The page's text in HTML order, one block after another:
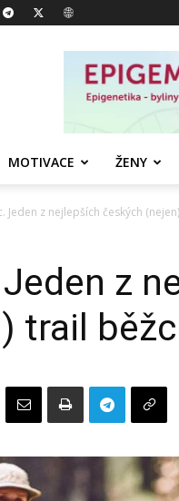
MOTIVACE ŽENY
Jeden z nejlepších českých
z
trail